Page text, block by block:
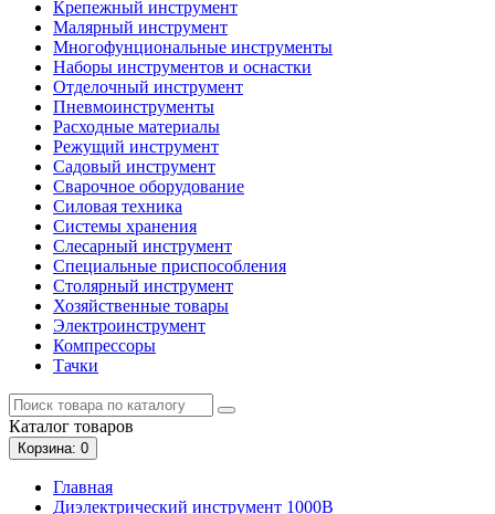
Крепежный инструмент
Малярный инструмент
Многофунциональные инструменты
Наборы инструментов и оснастки
Отделочный инструмент
Пневмоинструменты
Расходные материалы
Режущий инструмент
Садовый инструмент
Сварочное оборудование
Силовая техника
Системы хранения
Слесарный инструмент
Специальные приспособления
Столярный инструмент
Хозяйственные товары
Электроинструмент
Компрессоры
Тачки
Каталог товаров
Корзина: 0
Главная
Диэлектрический инструмент 1000В